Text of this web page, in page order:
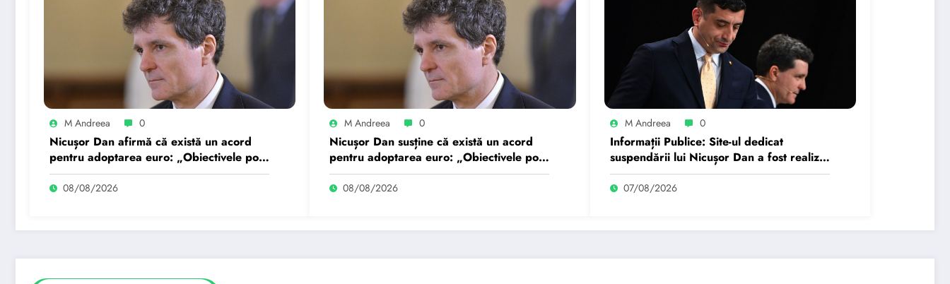
M Andreea 0
Nicușor Dan afirmă că există un acord
pentru adoptarea euro: „Obiectivele pot
fi realizate dacă…
08/08/2026
M Andreea 0
Nicușor Dan susține că există un acord
pentru adoptarea euro: „Obiectivele pot
fi realizate dacă…
08/08/2026
M Andreea 0
Informații Publice: Site-ul dedicat
suspendării lui Nicușor Dan a fost realizat
de un moldovean plătit de AUR cu…
07/08/2026